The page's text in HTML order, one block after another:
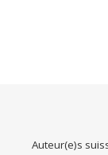
Auteur(e)s